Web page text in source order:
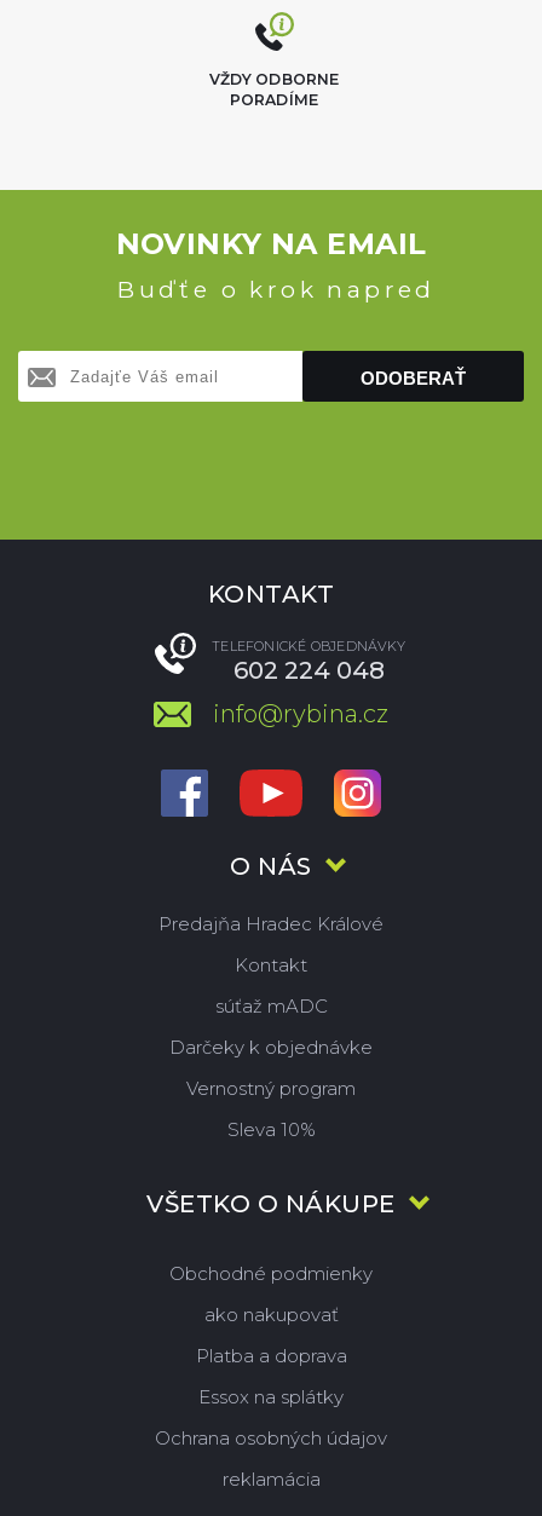
VŽDY ODBORNE
PORADÍME
NOVINKY NA EMAIL
Buďťe o krok napred
ODOBERAŤ
O NÁS
Predajňa Hradec Králové
Kontakt
súťaž mADC
Darčeky k objednávke
Vernostný program
Sleva 10%
VŠETKO O NÁKUPE
Obchodné podmienky
ako nakupovať
Platba a doprava
Essox na splátky
Ochrana osobných údajov
reklamácia
KONTAKT
TELEFONICKÉ OBJEDNÁVKY
602 224 048
info@rybina.cz